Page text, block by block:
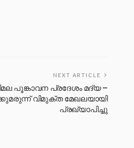
NEXT ARTICLE
പൂങ്കാവന പ്രദേശം മദ്യ –
വിമുക്ത മേഖലയായി
പ്രഖ്യാപിച്ചു